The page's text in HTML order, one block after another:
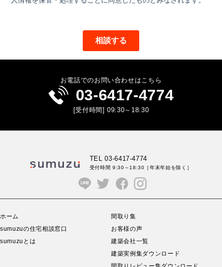
お電話でのお問い合わせはこちら
03-6417-4774
[受付時間] 09:30～18:30
TEL 03-6417-4774
受付時間 9:30～18:30 ［年末年始を除く］
ホーム
sumuzuの住宅相談窓口
sumuzuとは
間取り集
お客様の声
建築会社一覧
建築実例集ダウンロード